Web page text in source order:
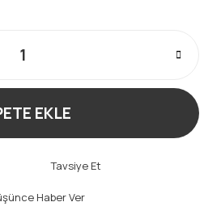
EKLE
Tavsiye Et
Haber Ver